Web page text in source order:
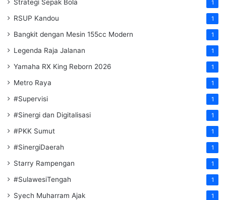
Strategi Sepak Bola 1
RSUP Kandou 1
Bangkit dengan Mesin 155cc Modern 1
Legenda Raja Jalanan 1
Yamaha RX King Reborn 2026 1
Metro Raya 1
#Supervisi 1
#Sinergi dan Digitalisasi 1
#PKK Sumut 1
#SinergiDaerah 1
Starry Rampengan 1
#SulawesiTengah 1
Syech Muharram Ajak 1